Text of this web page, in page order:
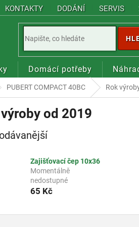
KONTAKTY DODÁNÍ SERVIS
Domácí potřeby
PUBERT COMPACT 40BC Rok
od 2019
Zajišťovací čep 10x36
Momentálně
nedostupné
65 Kč